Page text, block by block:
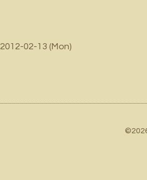
2012-02-13 (Mon)